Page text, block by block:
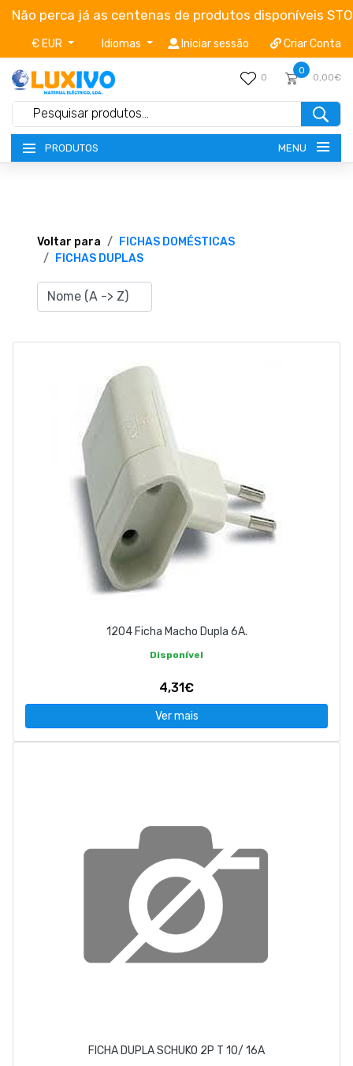
Não perca já as centenas de produtos disponíveis
€ EUR Idiomas Iniciar sessão Criar Conta
0
0
0,00€
PRODUTOS MENU
TERMOS E CONDIÇÕES
geral@luxivo.pt
Voltar para
FICHAS DOMÉSTICAS
FICHAS DUPLAS
1204 Ficha Macho Dupla 6A.
Disponível
4,31€
Ver mais
FICHA DUPLA SCHUKO 2P T 10/ 16A